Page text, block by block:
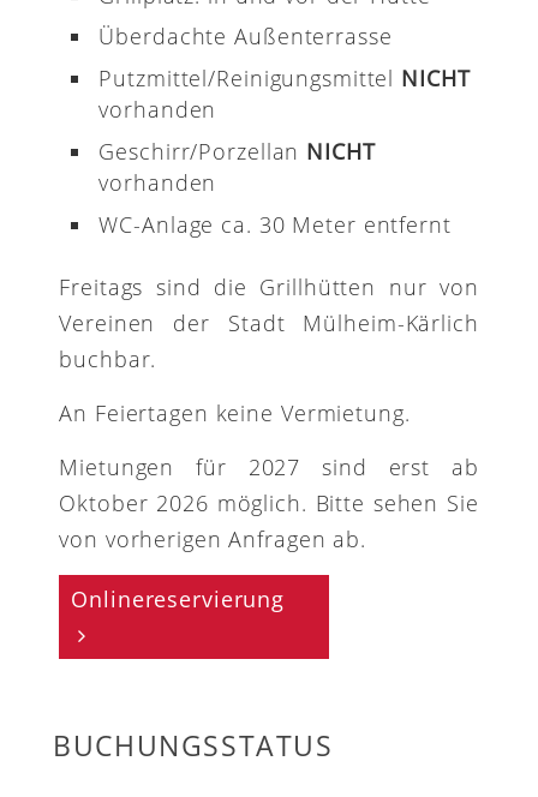
Überdachte Außenterrasse
Putzmittel/Reinigungsmittel NICHT
vorhanden
Geschirr/Porzellan NICHT
vorhanden
WC-Anlage ca. 30 Meter entfernt
Freitags sind die Grillhütten nur von
Vereinen der Stadt Mülheim-Kärlich
buchbar.
An Feiertagen keine Vermietung.
Mietungen für 2027 sind erst ab
Oktober 2026 möglich. Bitte sehen Sie
von vorherigen Anfragen ab.
Onlinereservierung
BUCHUNGSSTATUS